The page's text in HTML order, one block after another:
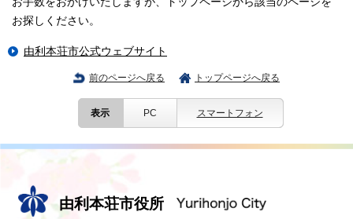
お探しください。
由利本荘市公式ウェブサイト
前のページへ戻る トップページへ戻る
表示 PC スマートフォン
由利本荘市役所